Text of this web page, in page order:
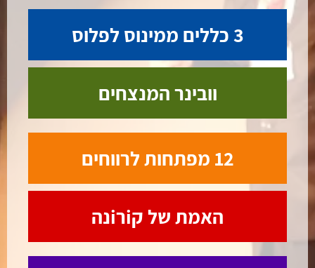
3 כללים ממינוס לפלוס
וובינר המנצחים
12 מפתחות לרווחים
האמת של קiרiנה